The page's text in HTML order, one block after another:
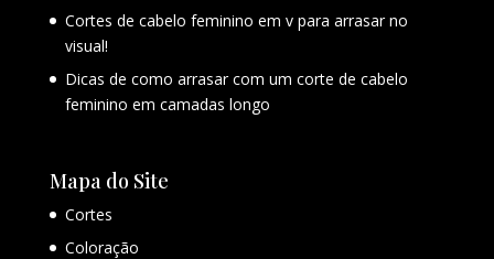
Cortes de cabelo feminino em v para arrasar no
visual!
Dicas de como arrasar com um corte de cabelo
feminino em camadas longo
Mapa do Site
Cortes
Coloração